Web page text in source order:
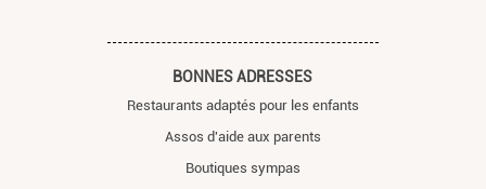
BONNES ADRESSES
Restaurants adaptés pour les enfants
Assos d'aide aux parents
Boutiques sympas